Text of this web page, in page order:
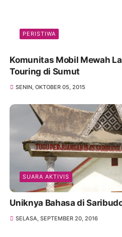
PERISTIWA
Komunitas Mobil Mewah
Touring di Sumut
SENIN, OKTOBER 05, 2015
SUARA AKTIVIS
Uniknya Bahasa di
SELASA, SEPTEMBER 20, 2016